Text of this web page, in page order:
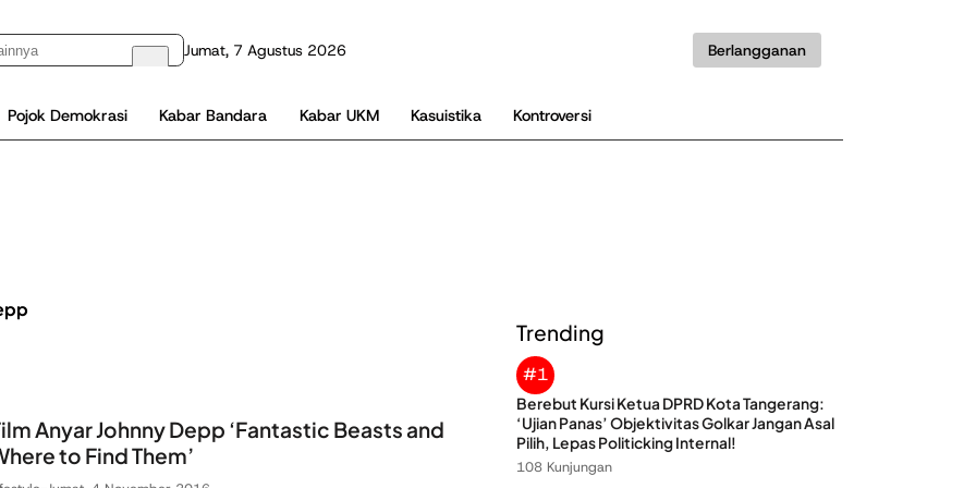
Jumat, 7 Agustus 2026 Berlangganan
Pojok Demokrasi Kabar Bandara Kabar UKM Kasuistika Kontroversi
Anyar Johnny Depp ‘Fantastic Beasts and
to Find Them’
Trending
#1
Berebut Kursi Ketua DPRD Kota Tangerang:
‘Ujian Panas’ Objektivitas Golkar Jangan Asal
Pilih, Lepas Politicking Internal!
108 Kunjungan